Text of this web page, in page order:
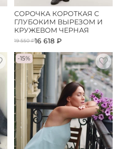
СОРОЧКА КОРОТКАЯ С
ГЛУБОКИМ ВЫРЕЗОМ И
КРУЖЕВОМ ЧЕРНАЯ
19 550 ₽16 618 ₽
-15%